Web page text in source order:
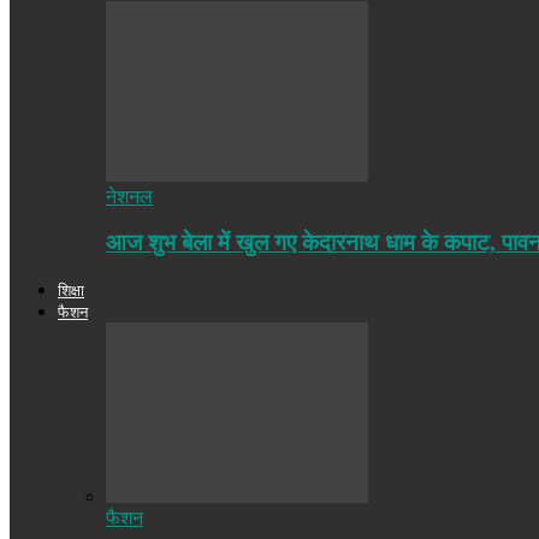
नेशनल
आज शुभ बेला में खुल गए केदारनाथ धाम के कपाट,
शिक्षा
फैशन
फैशन